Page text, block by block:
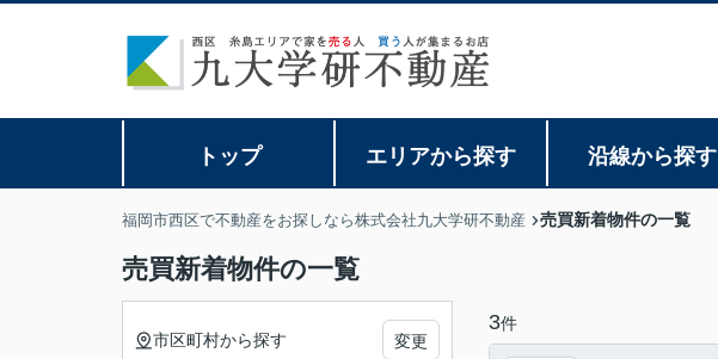
トップ エリアから探す 沿線から探す
福岡市西区で不動産をお探しなら株式会社九大学研不動産 売買新着物件の一覧
売買新着物件の一覧
3件
市区町村から探す 変更